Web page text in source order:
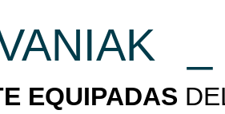
Nukak
EQUIPADAS